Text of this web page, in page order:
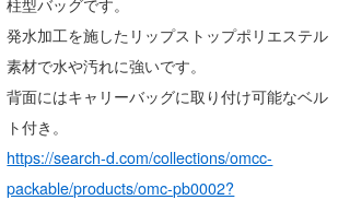
発水加工を施したリップストップポリエステル
素材で水や汚れに強いです。
背面にはキャリーバッグに取り付け可能なベル
ト付き。
https://search-d.com/collections/omcc-
packable/products/omc-pb0002?